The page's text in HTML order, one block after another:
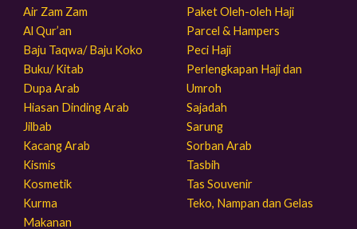
Air Zam Zam
Al Qur’an
Baju Taqwa/ Baju Koko
Buku/ Kitab
Dupa Arab
Hiasan Dinding Arab
Jilbab
Kacang Arab
Kismis
Kosmetik
Kurma
Makanan
Paket Oleh-oleh Haji
Parcel & Hampers
Peci Haji
Perlengkapan Haji dan
Umroh
Sajadah
Sarung
Sorban Arab
Tasbih
Tas Souvenir
Teko, Nampan dan Gelas